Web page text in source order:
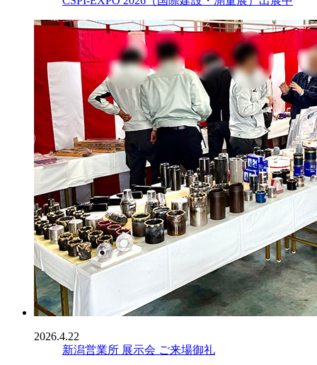
2026.4.22
新潟営業所 展示会 ご来場御礼